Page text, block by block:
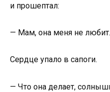
и прошептал:
— Мам, она меня не
Сердце упало в сапоги.
— Что она делает,